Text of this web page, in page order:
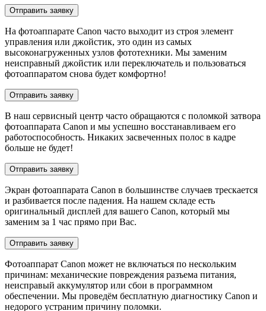
Отправить заявку
На фотоаппарате Canon часто выходит из строя элемент
управления или джойстик, это один из самых
высоконагруженных узлов фототехники. Мы заменим
неисправный джойстик или переключатель и пользоваться
фотоаппаратом снова будет комфортно!
Отправить заявку
В наш сервисный центр часто обращаются с поломкой затвора
фотоаппарата Canon и мы успешно восстанавливаем его
работоспособность. Никаких засвеченных полос в кадре
больше не будет!
Отправить заявку
Экран фотоаппарата Canon в большинстве случаев трескается
и разбивается после падения. На нашем складе есть
оригинальный дисплей для вашего Canon, который мы
заменим за 1 час прямо при Вас.
Отправить заявку
Фотоаппарат Canon может не включаться по нескольким
причинам: механические повреждения разъема питания,
неисправый аккумулятор или сбои в программном
обеспечении. Мы проведём бесплатную диагностику Canon и
недорого устраним причину поломки.